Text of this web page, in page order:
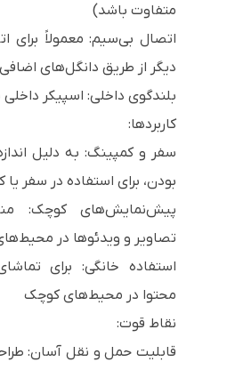
متفاوت باشد)
اتصال بی‌سیم: معمولاً برای
دیگر از طریق دانگل‌های اضافی
بلندگوی داخلی: اسپیکر
کاربردها:
سفر و کمپینگ: به دلیل
بودن، برای استفاده در سفر
پیش‌نمایش‌های کوچک:
تصاویر و ویدئوها در
استفاده خانگی: برای
محتوا در محیط‌های کوچک
نقاط قوت:
قابلیت حمل و نقل آسان: